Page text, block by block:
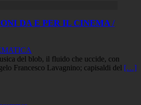
DA E PER IL CINEMA /
del blob, il fluido che uccide, con
Francesco Lavagnino; capisaldi del […]